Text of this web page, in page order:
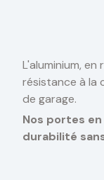
L'aluminium,
résistance à la
de garage.
Nos portes
durabilité